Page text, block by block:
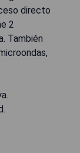
directo
2
También